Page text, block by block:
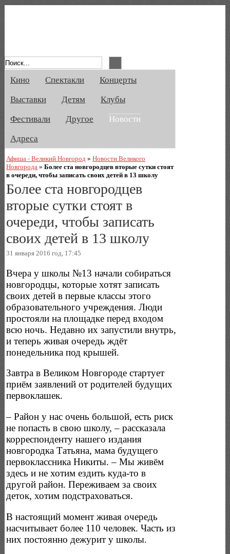
Кино Спектакли
Концерты
Выставки
Детям
Клубы
Фестивали
Другое
Новости
Адреса
Афиша - Великий Новгород »Новости Великого
Новгорода »Более ста новгородцев вторые сутки стоят
в очереди, чтобы записать своих детей в 13 школу
Более ста новгородцев
вторые сутки стоят в
очереди, чтобы записать
своих детей в 13 школу
31 января 2016 год, 17:45
Вчера у школы №13 начали собираться
новгородцы, которые хотят записать
своих детей в первые классы этого
образовательного учреждения. Люди
простояли на площадке перед входом
всю ночь. Недавно их запустили внутрь,
и теперь живая очередь ждёт
понедельника под крышей.
Завтра в Великом Новгороде стартует
приём заявлений от родителей будущих
первоклашек.
– Район у нас очень большой, есть риск
не попасть в свою школу, – рассказала
корреспонденту нашего издания
новгородка Татьяна, мама будущего
первоклассника Никиты. – Мы живём
здесь и не хотим ездить куда-то в
другой район. Переживаем за своих
деток, хотим подстраховаться.
В настоящий момент живая очередь
насчитывает более 110 человек. Часть из
них постоянно дежурит у школы.